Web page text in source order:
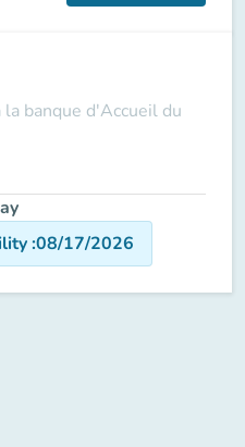
banque d'Accueil du
:08/17/2026